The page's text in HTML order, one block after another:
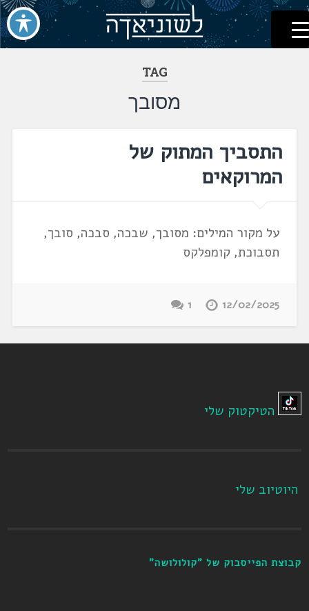
דלג
לתוכן
לשוניאדה
עברית. לשון. שפה
TAG
מסובך
התסביך המתוק של
המרוקאים
על מקור המילים: מסובך, שבכה, סבכה, סובך,
תסבוכת, קומפלקס
12/02/2025
1
הטיקטוק שלי
היוטיוב שלי
קבוצת הפייסבוק של "קולולושה"